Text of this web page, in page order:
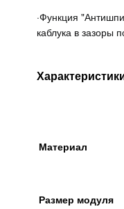
·Функция
каблука в зазоры
Материал
Размер модуля